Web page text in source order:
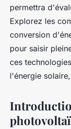
franck•13 janvier
permettra
Explorez les
conversion
pour saisir
ces
l'énergie